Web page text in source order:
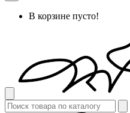
В корзине пусто!